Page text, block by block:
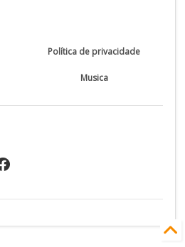
Política de privacidade
Musica